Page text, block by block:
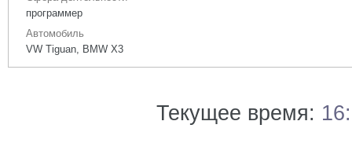
программер
Автомобиль
VW Tiguan, BMW X3
Текущее время: